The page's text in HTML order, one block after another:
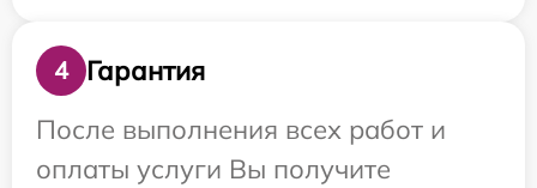
4
Гарантия
После выполнения всех работ и
оплаты услуги Вы получите